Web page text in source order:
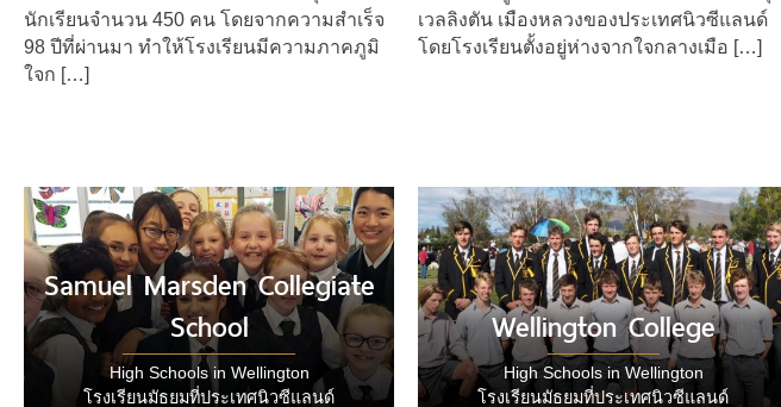
นักเรียนจำนวน 450 คน โดยจากความสำเร็จ
98 ปีที่ผ่านมา ทำให้โรงเรียนมีความภาคภูมิ
ใจก […]
เวลลิงตัน เมืองหลวงของประเทศนิวซีแลนด์
โดยโรงเรียนตั้งอยู่ห่างจากใจกลางเมือ […]
Samuel Marsden Collegiate
School
High Schools in Wellington
โรงเรียนมัธยมที่ประเทศนิวซีแลนด์
Wellington College
High Schools in Wellington
โรงเรียนมัธยมที่ประเทศนิวซีแลนด์